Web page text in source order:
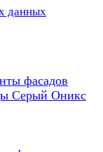
данных
фасадов
Серый Оникс